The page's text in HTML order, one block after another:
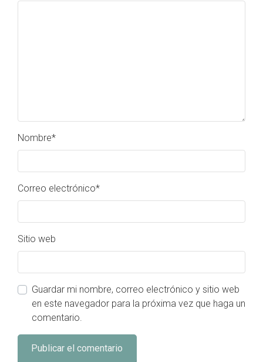
Nombre*
Correo electrónico*
Sitio web
Guardar mi nombre, correo electrónico y sitio web
en este navegador para la próxima vez que haga un
comentario.